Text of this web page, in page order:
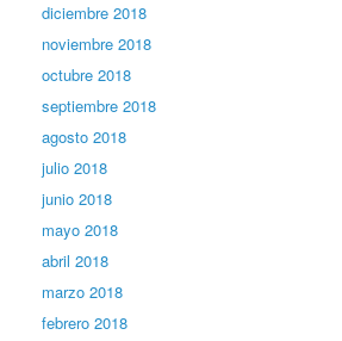
diciembre 2018
noviembre 2018
octubre 2018
septiembre 2018
agosto 2018
julio 2018
junio 2018
mayo 2018
abril 2018
marzo 2018
febrero 2018